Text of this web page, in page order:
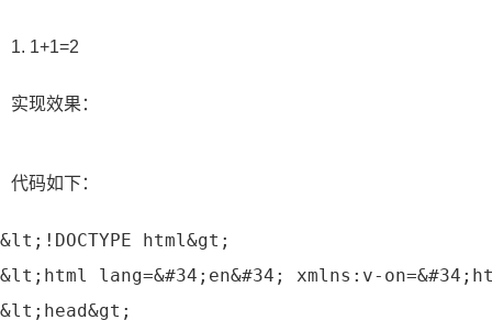
1. 1+1=2
实现效果：
代码如下：
&lt;!DOCTYPE html&gt;
&lt;html lang=&#34;en&#34;
&lt;head&gt;